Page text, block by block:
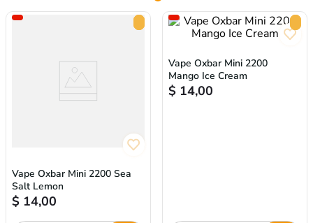
Vape Oxbar Mini 2200 Sea
Salt Lemon
$ 14,00